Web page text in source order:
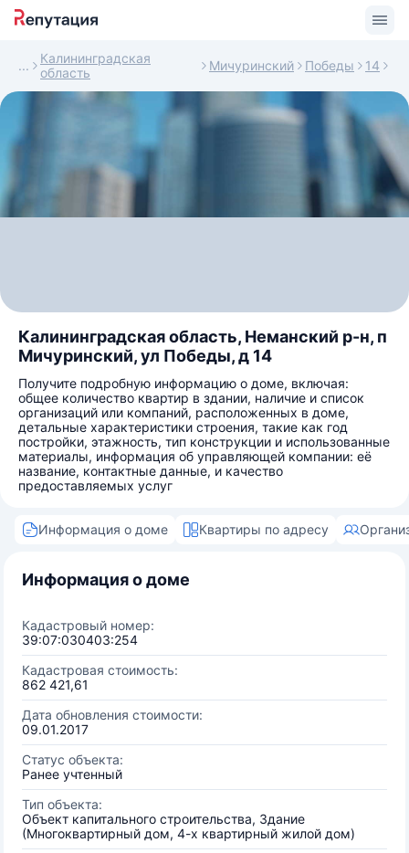
Калининградская
область
Мичуринский Победы 14
Калининградская область, Неманский р-н, п
Мичуринский, ул Победы, д 14
Получите подробную информацию о доме, включая:
общее количество квартир в здании, наличие и список
организаций или компаний, расположенных в доме,
детальные характеристики строения, такие как год
постройки, этажность, тип конструкции и использованные
материалы, информация об управляющей компании: её
название, контактные данные, и качество
предоставляемых услуг
Информация о доме Квартиры по адресу
Информация о доме
Кадастровый номер:
39:07:030403:254
Кадастровая стоимость:
862 421,61
Дата обновления стоимости:
09.01.2017
Статус объекта:
Ранее учтенный
Тип объекта:
Объект капитального строительства, Здание
(Многоквартирный дом, 4-х квартирный жилой дом)